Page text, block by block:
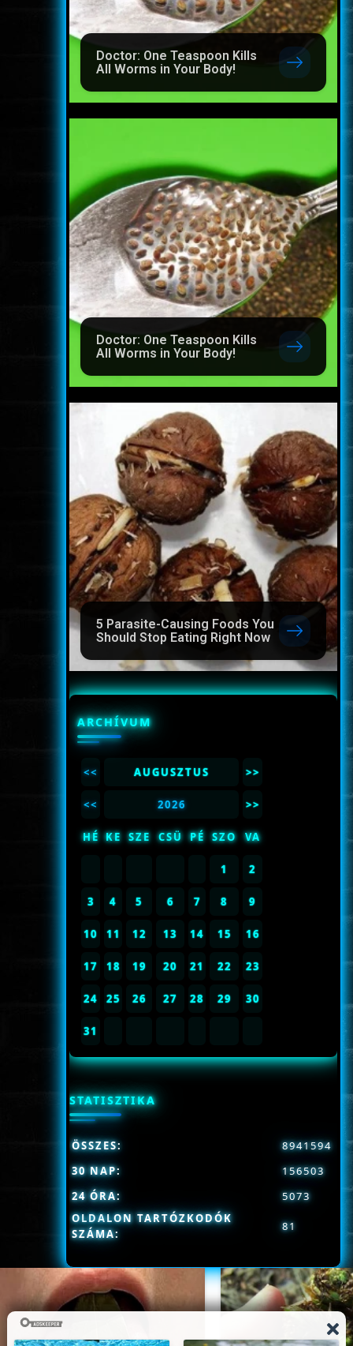
Doctor: One Teaspoon Kills
All Worms in Your Body!
Doctor: One Teaspoon Kills
All Worms in Your Body!
5 Parasite-Causing Foods You
Should Stop Eating Right Now
ARCHÍVUM
<< AUGUSZTUS >>
<< 2026 >>
HÉ KE SZE CSÜ PÉ SZO VA
1 2
3 4 5 6 7 8 9
10 11 12 13 14 15 16
17 18 19 20 21 22 23
24 25 26 27 28 29 30
31
STATISZTIKA
OLDALON TARTÓZKODÓK
SZÁMA:
81
ÖSSZES:
8941594
30 NAP:
156503
24 ÓRA:
5073